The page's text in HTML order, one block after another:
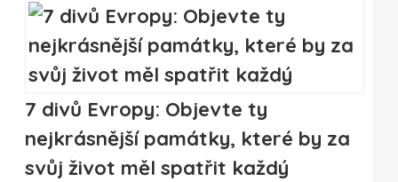
7 divů Evropy: Objevte ty
nejkrásnější památky, které by za
svůj život měl spatřit každý